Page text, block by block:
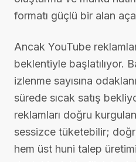
formatı güçlü bir alan
Ancak YouTube
beklentiyle başlatılıyor.
izlenme sayısına
sürede sıcak satış
reklamları doğru
sessizce tüketebilir;
hem üst huni talep